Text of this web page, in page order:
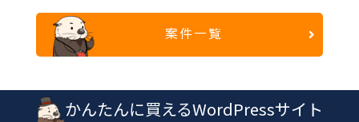
案件一覧
かんたんに買えるWordPressサイト